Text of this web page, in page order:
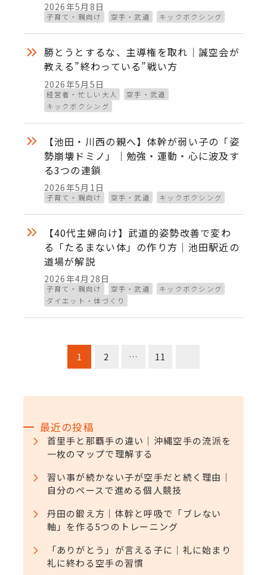
投稿日
2026年5月8日
子育て・親向け 空手・武道 キックボクシング
勝とうとするな、主導権を取れ｜誠空会が
教える”終わっている”戦い方
投稿日
2026年5月5日
経営者・忙しい大人
空手・武道
キックボクシング
【池田・川西の親へ】体幹が弱い子の「姿
勢崩壊ドミノ」｜勉強・運動・心に波及す
る3つの連鎖
投稿日
2026年5月1日
子育て・親向け 空手・武道 キックボクシング
【40代主婦向け】武道的姿勢改善で変わ
る「たるまない体」の作り方｜池田駅近の
道場が解説
投稿日
2026年4月28日
子育て・親向け 空手・武道
キックボクシング
ダイエット・体づくり
ペ
ジ
送
1 2 … 11
最近の投稿
首里手と那覇手の違い｜沖縄空手の流派を
一枚のマップで理解する
習い事が続かない子が空手だと続く理由｜
自分のペースで進める個人競技
丹田の鍛え方｜体幹と呼吸で「ブレない
軸」を作る5つのトレーニング
「ありがとう」が言える子に｜礼に始まり
礼に終わる空手の習慣